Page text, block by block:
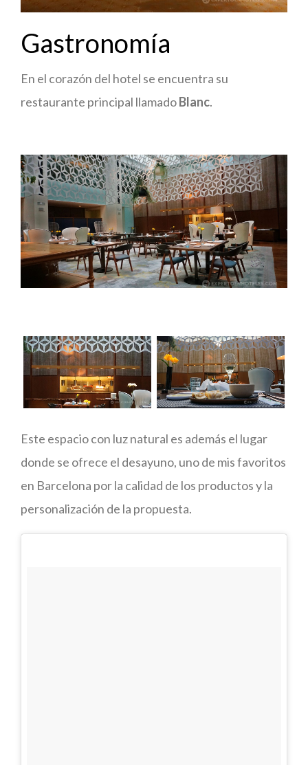
Gastronomía
En el corazón del hotel se encuentra su
restaurante principal llamadoBlanc.
Este espacio con luz natural es además el lugar
donde se ofrece el desayuno, uno de mis favoritos
en Barcelona por la calidad de los productos y la
personalización de la propuesta.